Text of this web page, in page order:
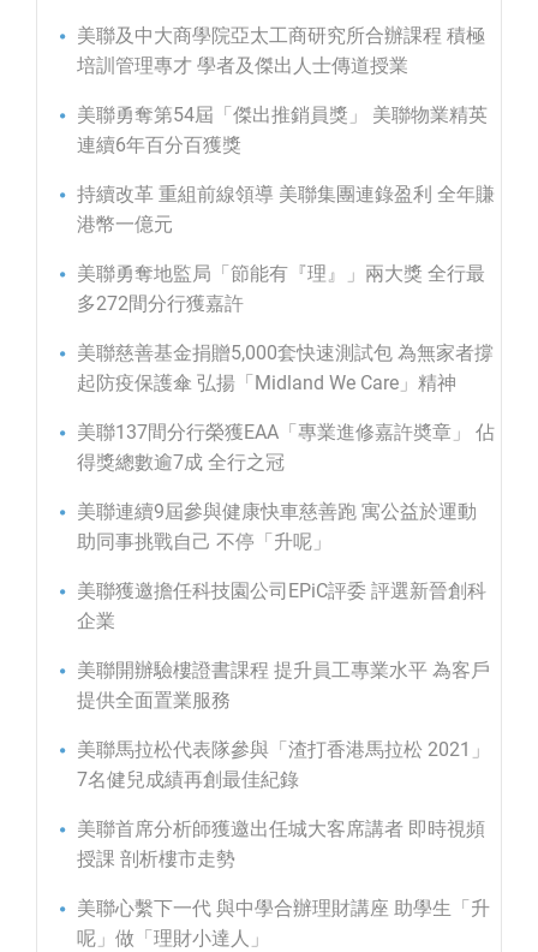
美聯及中大商學院亞太工商研究所合辦課程 積極
培訓管理專才 學者及傑出人士傳道授業
美聯勇奪第54屆「傑出推銷員獎」 美聯物業精英
連續6年百分百獲獎
持續改革 重組前線領導 美聯集團連錄盈利 全年賺
港幣一億元
美聯勇奪地監局「節能有『理』」兩大獎 全行最
多272間分行獲嘉許
美聯慈善基金捐贈5,000套快速測試包 為無家者撐
起防疫保護傘 弘揚「Midland We Care」精神
美聯137間分行榮獲EAA「專業進修嘉許奬章」 佔
得獎總數逾7成 全行之冠
美聯連續9屆參與健康快車慈善跑 寓公益於運動
助同事挑戰自己 不停「升呢」
美聯獲邀擔任科技園公司EPiC評委 評選新晉創科
企業
美聯開辦驗樓證書課程 提升員工專業水平 為客戶
提供全面置業服務
美聯馬拉松代表隊參與「渣打香港馬拉松 2021」
7名健兒成績再創最佳紀錄
美聯首席分析師獲邀出任城大客席講者 即時視頻
授課 剖析樓市走勢
美聯心繫下一代 與中學合辦理財講座 助學生「升
呢」做「理財小達人」